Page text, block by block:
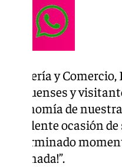
y
portuenses y
de
excelente ocasión
determinado
nada!”.